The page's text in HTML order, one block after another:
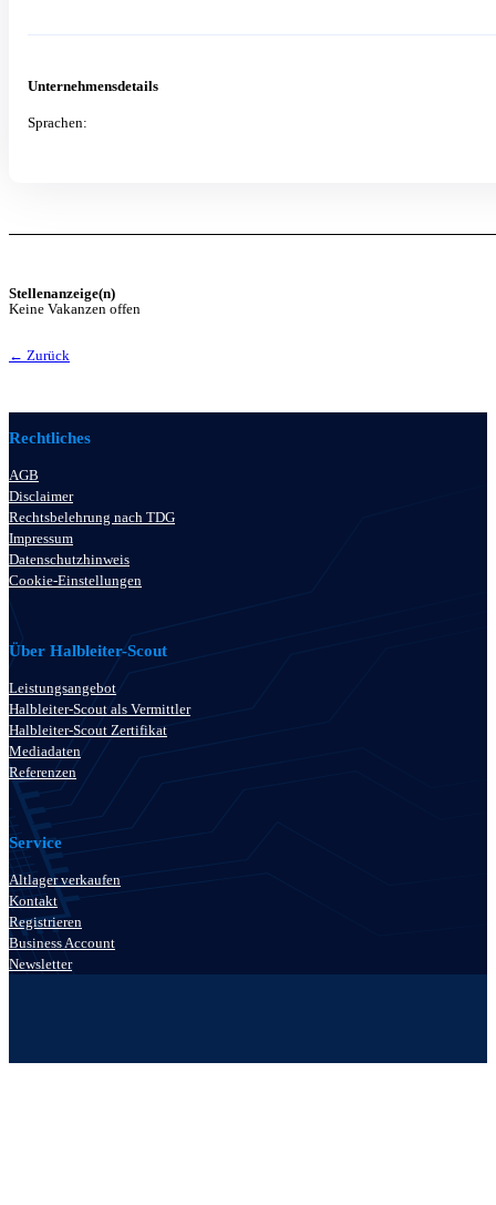
Unternehmensdetails
Sprachen:
Stellenanzeige(n)
Keine Vakanzen offen
← Zurück
Rechtliches
AGB
Disclaimer
Rechtsbelehrung nach TDG
Impressum
Datenschutzhinweis
Cookie-Einstellungen
Über Halbleiter-Scout
Leistungsangebot
Halbleiter-Scout als Vermittler
Halbleiter-Scout Zertifikat
Mediadaten
Referenzen
Service
Altlager verkaufen
Kontakt
Registrieren
Business Account
Newsletter